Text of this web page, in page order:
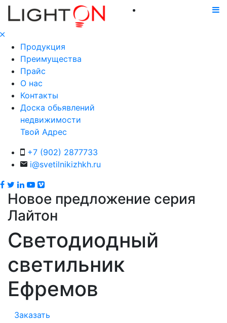
Продукция
Преимущества
Прайс
О нас
Контакты
Доска обьявлений
недвижимости
Твой Адрес
+7 (902) 2877733
i@svetilnikizhkh.ru
Новое предложение серия
Лайтон
Светодиодный
светильник
Ефремов
Заказать